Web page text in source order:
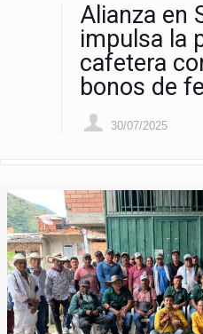
Alianza en
impulsa la
cafetera
bonos de
30/07/2025